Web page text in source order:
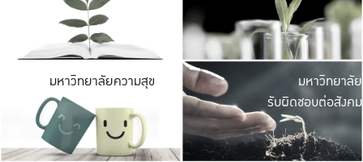
มีพื้นที่เขียวสดใส
เป็นป่าในเมือง เกษต
มหาวิทยาลัยความสุข มหาวิ
ค
เปิดประ
และพบเรื่องราวใ
มหาวิทยาลัย
รับผิดชอบต่อสังคม